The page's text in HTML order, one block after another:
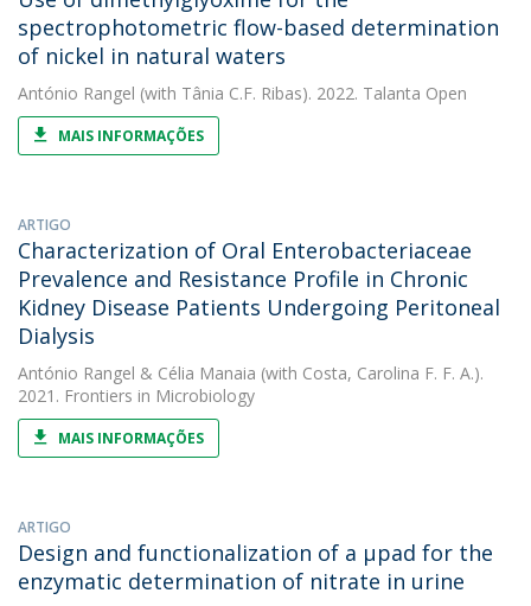
spectrophotometric flow-based determination
of nickel in natural waters
António Rangel (with Tânia C.F. Ribas). 2022. Talanta Open
MAIS INFORMAÇÕES
ARTIGO
Characterization of Oral Enterobacteriaceae
Prevalence and Resistance Profile in Chronic
Kidney Disease Patients Undergoing Peritoneal
Dialysis
António Rangel & Célia Manaia (with Costa, Carolina F. F. A.).
2021. Frontiers in Microbiology
MAIS INFORMAÇÕES
ARTIGO
Design and functionalization of a µpad for the
enzymatic determination of nitrate in urine